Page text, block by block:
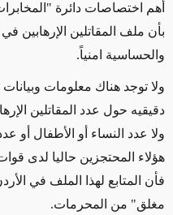
أهم اختصاصات دائرة "المخابرات
بأن ملف المقاتلين الإرهابين
والحساسية امنياً.
ولا توجد هناك معلومات وبيانات
دقيقيه حول عدد المقاتلين
ولا عدد النساء أو الأطفال أو
هؤلاء المحتجزين حاليا لدى
فأن المتابع لهذا الملف في
مغلق" من المحرمات.